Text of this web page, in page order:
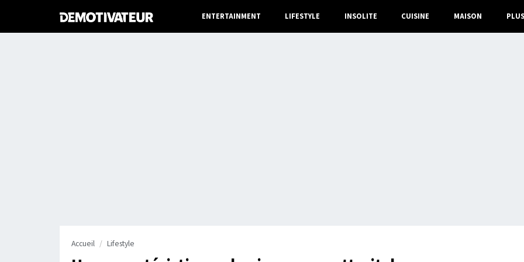
ENTERTAINMENT LIFESTYLE INSOLITE CUISINE MAISON PLUS
Accueil Lifestyle